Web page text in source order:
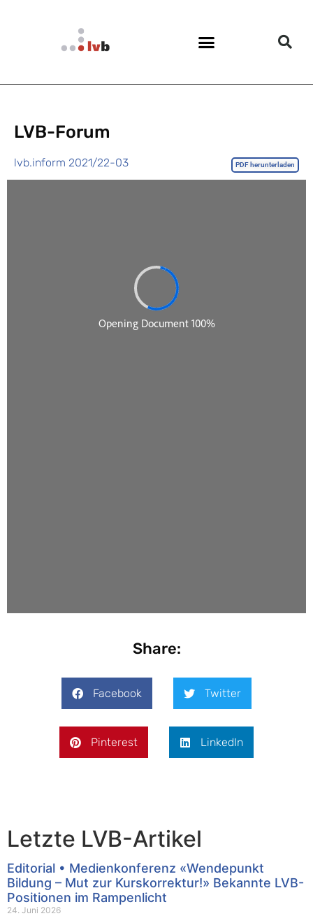
LVB-Forum
lvb.inform 2021/22-03 PDF herunterladen
Share:
Facebook Twitter
Pinterest LinkedIn
Letzte LVB-Artikel
Editorial • Medienkonferenz «Wendepunkt
Bildung – Mut zur Kurskorrektur!» Bekannte LVB-
Positionen im Rampenlicht
24. Juni 2026